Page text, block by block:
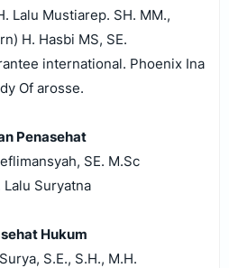
Lalu Mustiarep. SH. MM.,
H. Hasbi MS, SE.
international. Phoenix Ina
Of arosse.
Penasehat
SE. M.Sc
Lalu Suryatna
Hukum
S.E., S.H., M.H.